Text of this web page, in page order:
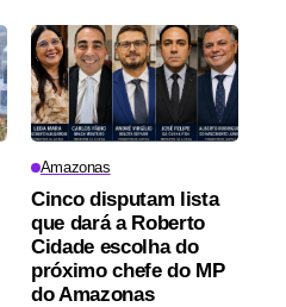
Amazonas
Cinco disputam lista
que dará a Roberto
Cidade escolha do
próximo chefe do MP
do Amazonas